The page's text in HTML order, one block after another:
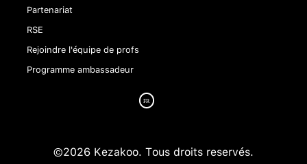
Partenariat
RSE
Rejoindre l'équipe de profs
Programme ambassadeur
©2026 Kezakoo. Tous droits reservés.